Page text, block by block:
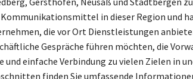
in dieser Region und
die vor Ort Dienstleistungen
Gespräche führen möchten, die
einfache Verbindung zu vielen Zielen in
finden Sie umfassende